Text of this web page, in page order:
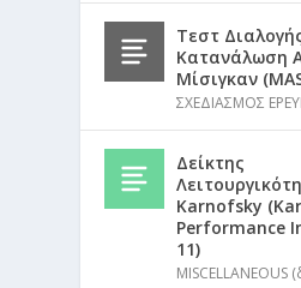
Τεστ
Κατανάλωση
Μίσιγκαν
ΣΧΕΔΙΑΣΜΟΣ
Δείκτης
Karnofsky
Performance
11)
MISCELLANEOUS